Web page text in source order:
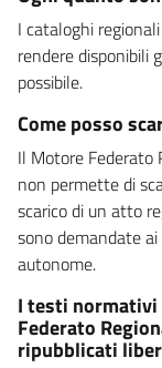
I cataloghi
rendere disponibili
possibile.
Come posso
Il Motore Federato
non permette di
scarico di un atto
sono demandate
autonome.
I testi
Federato
ripubblicati